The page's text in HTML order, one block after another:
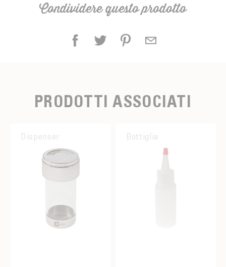
Condividere questo prodotto
PRODOTTI ASSOCIATI
Dispenser Bottiglia